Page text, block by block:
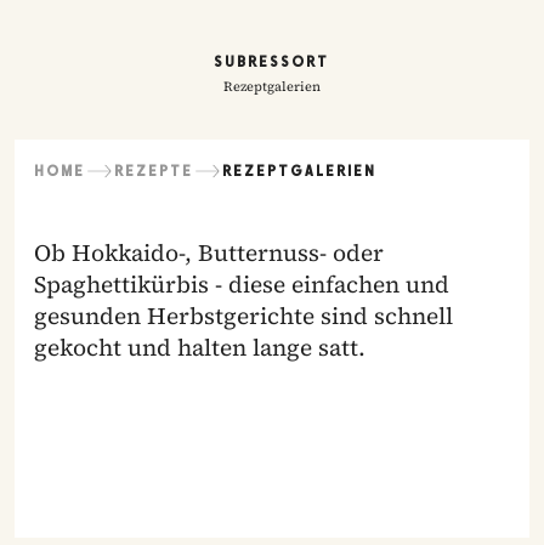
SUBRESSORT
Rezeptgalerien
HOME REZEPTE REZEPTGALERIEN
Ob Hokkaido-, Butternuss- oder
Spaghettikürbis - diese einfachen und
gesunden Herbstgerichte sind schnell
gekocht und halten lange satt.